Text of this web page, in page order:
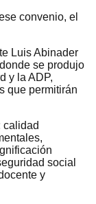
convenio, el
Luis Abinader
se produjo
y la ADP,
que permitirán
calidad
social
y